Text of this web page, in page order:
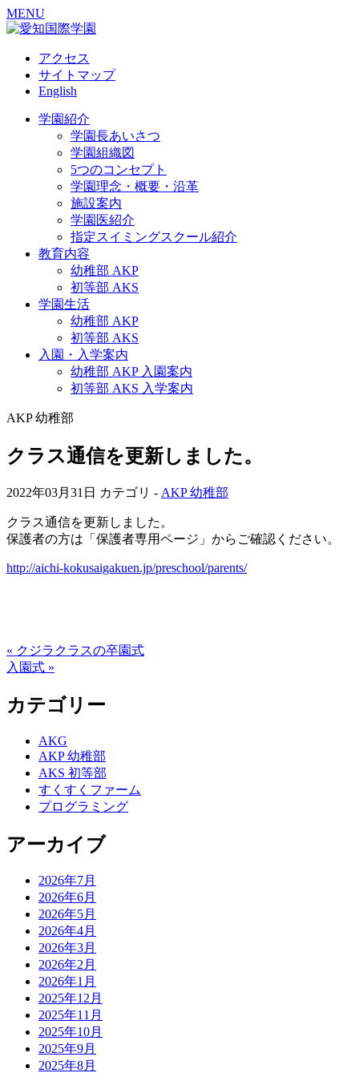
MENU
アクセス
サイトマップ
English
学園紹介
学園長あいさつ
学園組織図
5つのコンセプト
学園理念・概要・沿革
施設案内
学園医紹介
指定スイミングスクール紹介
教育内容
幼稚部 AKP
初等部 AKS
学園生活
幼稚部 AKP
初等部 AKS
入園・入学案内
幼稚部 AKP 入園案内
初等部 AKS 入学案内
AKP 幼稚部
クラス通信を更新しました。
2022年03月31日 カテゴリ - AKP 幼稚部
クラス通信を更新しました。
保護者の方は「保護者専用ページ」からご確認ください。
http://aichi-kokusaigakuen.jp/preschool/parents/
« クジラクラスの卒園式
入園式 »
カテゴリー
AKG
AKP 幼稚部
AKS 初等部
すくすくファーム
プログラミング
アーカイブ
2026年7月
2026年6月
2026年5月
2026年4月
2026年3月
2026年2月
2026年1月
2025年12月
2025年11月
2025年10月
2025年9月
2025年8月